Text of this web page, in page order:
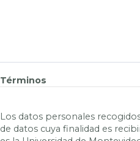
Términos
Los datos personales
de datos cuya finalidad es